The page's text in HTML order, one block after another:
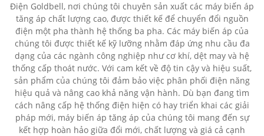
Điện Goldbell, nơi chúng tôi chuyên sản xuất các máy biến áp
tăng áp chất lượng cao, được thiết kế để chuyển đổi nguồn
điện một pha thành hệ thống ba pha. Các máy biến áp của
chúng tôi được thiết kế kỹ lưỡng nhằm đáp ứng nhu cầu đa
dạng của các ngành công nghiệp như cơ khí, dệt may và hệ
thống cấp thoát nước. Với cam kết về độ tin cậy và hiệu suất,
sản phẩm của chúng tôi đảm bảo việc phân phối điện năng
hiệu quả và nâng cao khả năng vận hành. Dù bạn đang tìm
cách nâng cấp hệ thống điện hiện có hay triển khai các giải
pháp mới, máy biến áp tăng áp của chúng tôi mang đến sự
kết hợp hoàn hảo giữa đổi mới, chất lượng và giá cả cạnh